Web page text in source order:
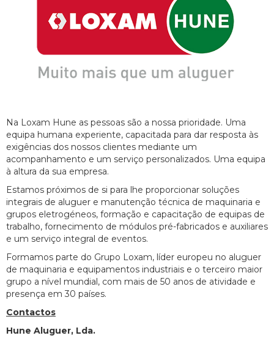
Na Loxam Hune as pessoas são a nossa prioridade. Uma
equipa humana experiente, capacitada para dar resposta às
exigências dos nossos clientes mediante um
acompanhamento e um serviço personalizados. Uma equipa
à altura da sua empresa.
Estamos próximos de si para lhe proporcionar soluções
integrais de aluguer e manutenção técnica de maquinaria e
grupos eletrogéneos, formação e capacitação de equipas de
trabalho, fornecimento de módulos pré-fabricados e auxiliares
e um serviço integral de eventos.
Formamos parte do Grupo Loxam, líder europeu no aluguer
de maquinaria e equipamentos industriais e o terceiro maior
grupo a nível mundial, com mais de 50 anos de atividade e
presença em 30 países.
Contactos
Hune Aluguer, Lda.